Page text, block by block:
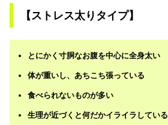
【ストレス太りタイプ】
とにかく寸胴なお腹を中心に全身太い
体が重いし、あちこち張っている
食べられないものが多い
生理が近づくと何だかイライラしている